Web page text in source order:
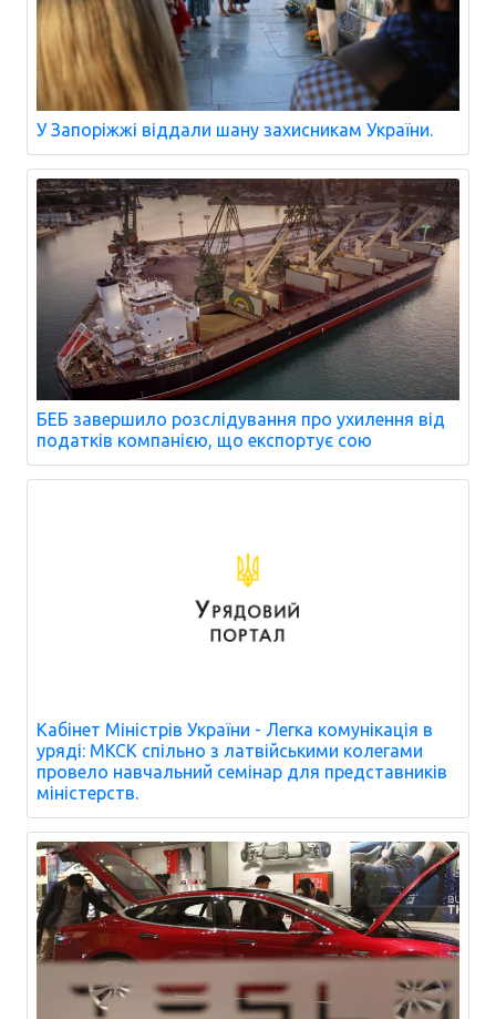
У Запоріжжі віддали шану захисникам України.
БЕБ завершило розслідування про ухилення від
податків компанією, що експортує сою
Кабінет Міністрів України - Легка комунікація в
уряді: МКСК спільно з латвійськими колегами
провело навчальний семінар для представників
міністерств.